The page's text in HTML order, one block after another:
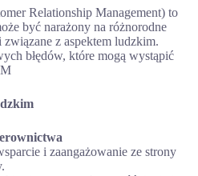
Relationship Management) to
być narażony na różnorodne
z aspektem ludzkim.
błędów, które mogą wystąpić
i zaangażowanie ze strony